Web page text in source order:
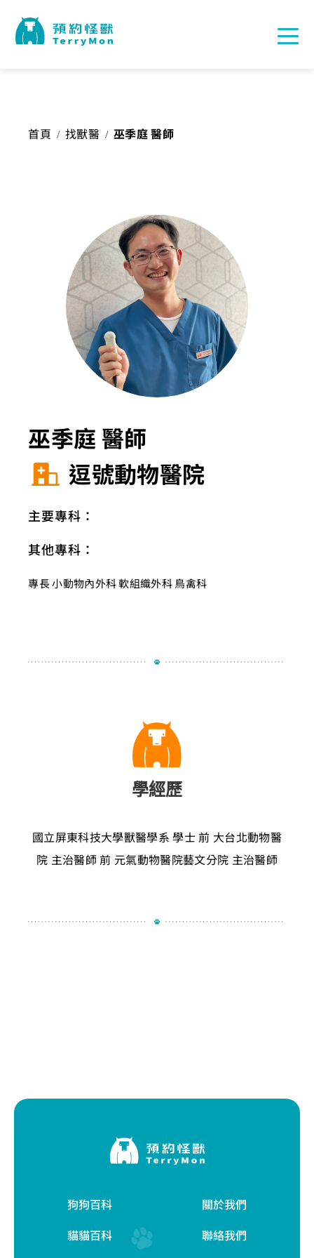
首頁 / 找獸醫 / 巫季庭 醫師
巫季庭 醫師
逗號動物醫院
主要專科：
其他專科：
專長 小動物內外科 軟組織外科 鳥禽科
學經歷
國立屏東科技大學獸醫學系 學士前 大台北動物醫
院 主治醫師前 元氣動物醫院藝文分院 主治醫師
狗狗百科
貓貓百科
關於我們
聯絡我們